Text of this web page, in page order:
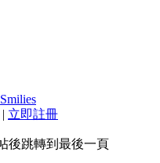
Smilies
| 立即註冊
後跳轉到最後一頁